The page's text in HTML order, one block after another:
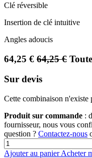
Clé réversible
Insertion de clé intuitive
Angles adoucis
64,25 € 64,25€
Sur devis
Cette combinaison n'existe
Produit sur commande :
fournisseur, nous vous
question ? Contactez-nous
Ajouter au panierAcheter